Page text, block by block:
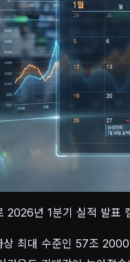
2026년 1분기 실적 발표
최대 수준인 57조